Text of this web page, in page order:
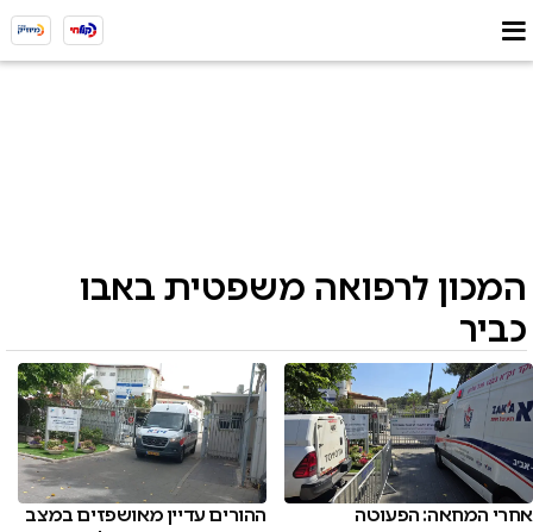
המכון לרפואה משפטית באבו
כביר
אחרי המחאה: הפעוטה
ההורים עדיין מאושפזים במצב